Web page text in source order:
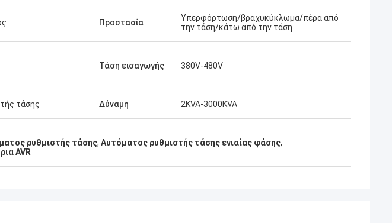
Προστασία
Υπερφόρτωση/βραχυκύκλωμα/πέρα από
την τάση/κάτω από την τάση
Τάση εισαγωγής 380V-480V
τάσης Δύναμη 2KVA-3000KVA
ρυθμιστής τάσης, Αυτόματος ρυθμιστής τάσης ενιαίας φάσης,
AVR